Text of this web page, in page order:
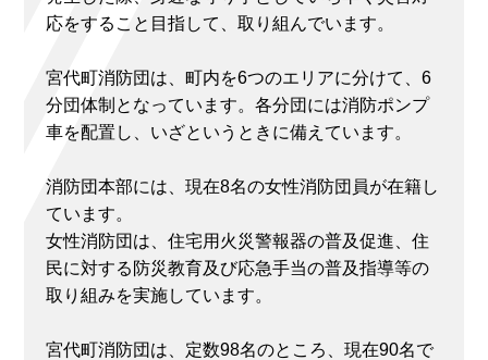
応をすること目指して、取り組んでいます。
宮代町消防団は、町内を6つのエリアに分けて、6
分団体制となっています。各分団には消防ポンプ
車を配置し、いざというときに備えています。
消防団本部には、現在8名の女性消防団員が在籍し
ています。
女性消防団は、住宅用火災警報器の普及促進、住
民に対する防災教育及び応急手当の普及指導等の
取り組みを実施しています。
宮代町消防団は、定数98名のところ、現在90名で